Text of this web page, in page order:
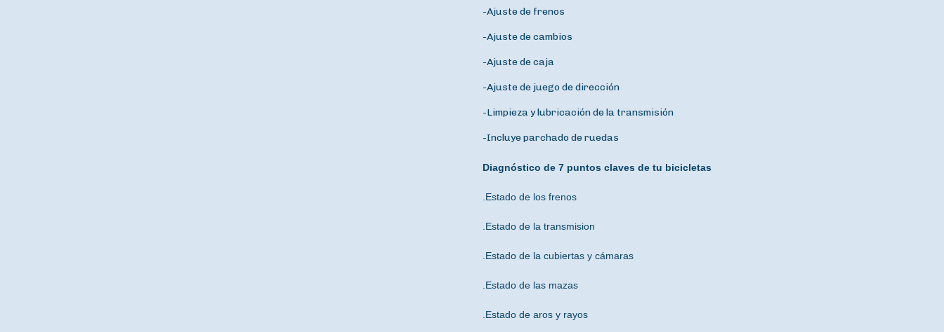
-Ajuste de frenos
-Ajuste de cambios
-Ajuste de caja
-Ajuste de juego de dirección
-Limpieza y lubricación de la transmisión
-Incluye parchado de ruedas
Diagnóstico de 7 puntos claves de tu bicicletas
.Estado de los frenos
.Estado de la transmision
.Estado de la cubiertas y cámaras
.Estado de las mazas
.Estado de aros y rayos